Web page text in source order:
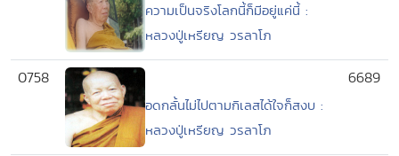
ความเป็นจริงโลกนี้ก็มีอยู่แค่นี้ :
หลวงปู่เหรียญ วรลาโภ
0758
อดกลั้นไม่ไปตามกิเลสได้ใจก็สงบ :
หลวงปู่เหรียญ วรลาโภ
6689